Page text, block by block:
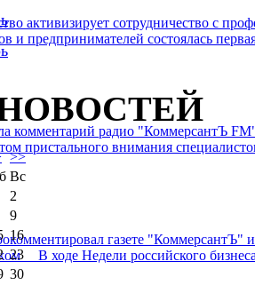
активизирует сотрудничество с
и предпринимателей состоялась
комментарий радио "КоммерсантЪ
пристального внимания
газете
В ходе Недели российского
>>
Вс
2
9
16
23
30